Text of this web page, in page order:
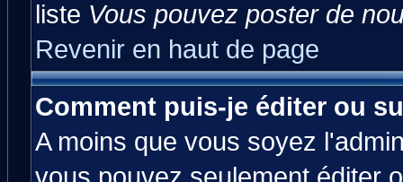
liste Vous pouvez poster de
Revenir en haut de page
Comment puis-je éditer ou
A moins que vous soyez